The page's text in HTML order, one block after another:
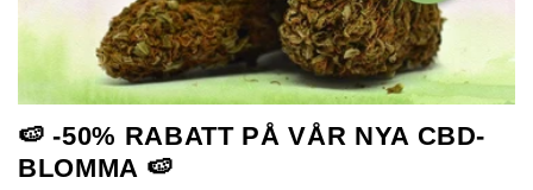
🍉 -50% RABATT PÅ VÅR NYA CBD-
BLOMMA 🍉